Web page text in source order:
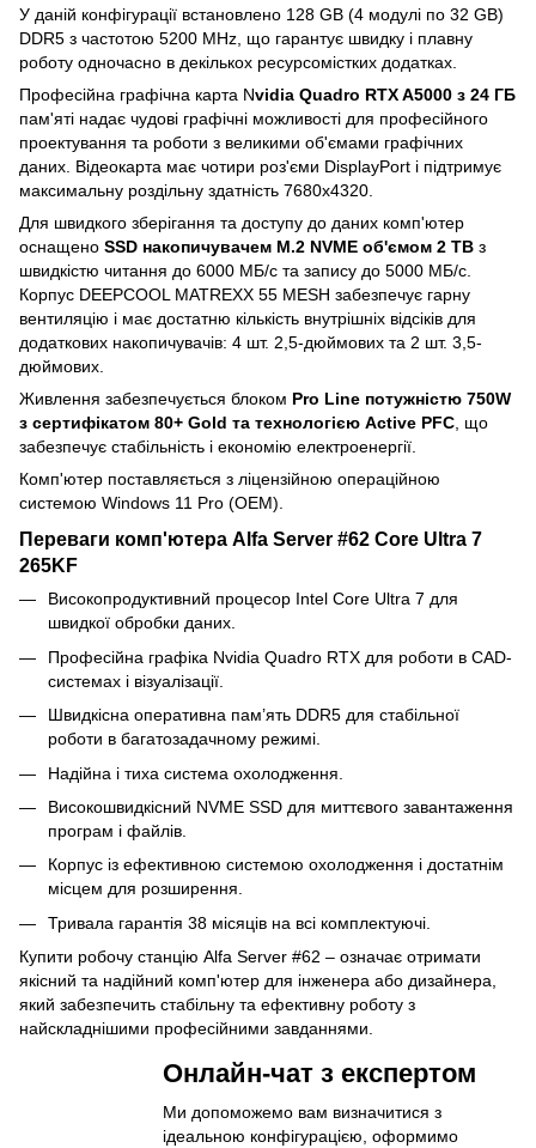
У даній конфігурації встановлено 128 GB (4 модулі по 32 GB)
DDR5 з частотою 5200 MHz, що гарантує швидку і плавну
роботу одночасно в декількох ресурсомістких додатках.
Професійна графічна карта Nvidia Quadro RTX A5000 з 24 ГБ
пам'яті надає чудові графічні можливості для професійного
проектування та роботи з великими об'ємами графічних
даних. Відеокарта має чотири роз'єми DisplayPort і підтримує
максимальну роздільну здатність 7680х4320.
Для швидкого зберігання та доступу до даних комп'ютер
оснащено SSD накопичувачем M.2 NVME об'ємом 2 TB з
швидкістю читання до 6000 МБ/с та запису до 5000 МБ/с.
Корпус DEEPCOOL MATREXX 55 MESH забезпечує гарну
вентиляцію і має достатню кількість внутрішніх відсіків для
додаткових накопичувачів: 4 шт. 2,5-дюймових та 2 шт. 3,5-
дюймових.
Живлення забезпечується блоком Pro Line потужністю 750W
з сертифікатом 80+ Gold та технологією Active PFC , що
забезпечує стабільність і економію електроенергії.
Комп'ютер поставляється з ліцензійною операційною
системою Windows 11 Pro (OEM).
Переваги комп'ютера Alfa Server #62 Core Ultra 7
265KF
Високопродуктивний процесор Intel Core Ultra 7 для
швидкої обробки даних.
Професійна графіка Nvidia Quadro RTX для роботи в CAD-
системах і візуалізації.
Швидкісна оперативна пам’ять DDR5 для стабільної
роботи в багатозадачному режимі.
Надійна і тиха система охолодження.
Високошвидкісний NVME SSD для миттєвого завантаження
програм і файлів.
Корпус із ефективною системою охолодження і достатнім
місцем для розширення.
Тривала гарантія 38 місяців на всі комплектуючі.
Купити робочу станцію Alfa Server #62 – означає отримати
якісний та надійний комп'ютер для інженера або дизайнера,
який забезпечить стабільну та ефективну роботу з
найскладнішими професійними завданнями.
Онлайн-чат з експертом
Ми допоможемо вам визначитися з
ідеальною конфігурацією, оформимо